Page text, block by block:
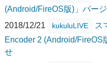
(Android/FireOS版)」バー
2018/12/21
kukuluLIVE
ス
Encoder 2 (Android/FireOS
せ